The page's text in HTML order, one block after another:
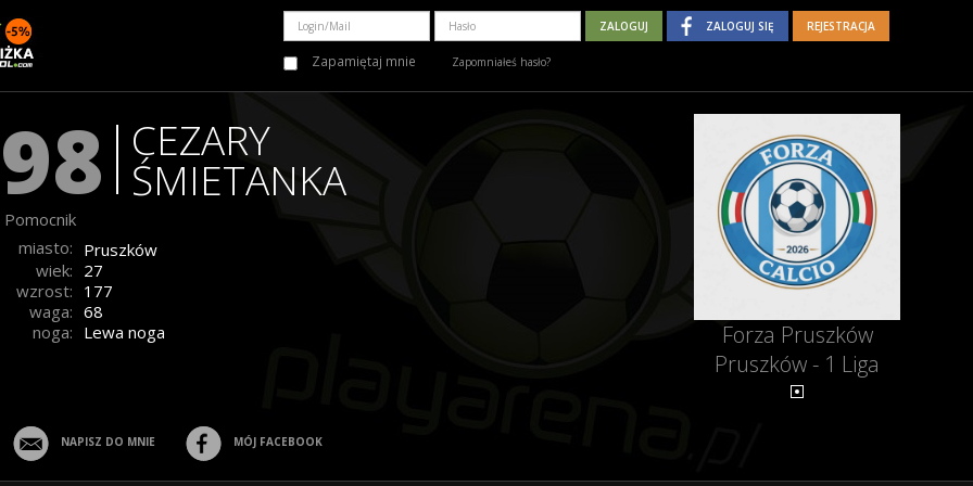
ZALOGUJ SIĘ REJESTRACJA
Zapamiętaj mnie Zapomniałeś hasło?
98 CEZARY
ŚMIETANKA
Pomocnik
miasto: Pruszków
wiek: 27
wzrost: 177
waga: 68
noga: Lewa noga
NAPISZ DO MNIE MÓJ FACEBOOK
Forza Pruszków
Pruszków - 1 Liga